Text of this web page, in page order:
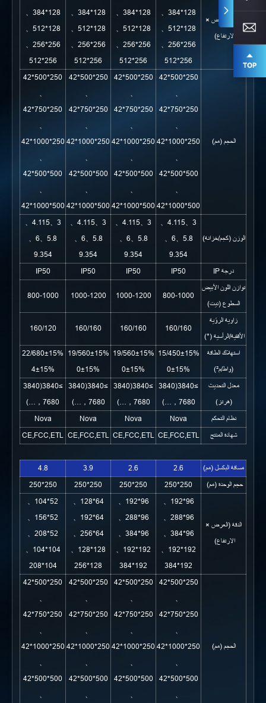
الدقة (العرض ×
الارتفاع)
128*384、
128*512、
256*256、
256*512
128*384、
128*512、
256*256、
256*512
128*384、
128*512、
256*256、
256*512
128*384、
128*512、
256*256、
256*512
الحجم (مم)
250*500*42
、
250*750*42
、
250*1000*42
、
500*500*42
、
500*1000*42
250*500*42
、
250*750*42
、
250*1000*42
、
500*500*42
、
500*1000*42
250*500*42
、
250*750*42
、
250*1000*42
、
500*500*42
、
500*1000*42
250*500*42
、
250*750*42
、
250*1000*42
、
500*500*42
、
500*1000*42
الوزن (كجم/خزانة)
3、4.115、
5.8、6、
9.354
3、4.115、
5.8、6、
9.354
3、4.115、
5.8、6、
9.354
3、4.115、
5.8、6、
9.354
درجة IP
IP50
IP50
IP50
IP50
توازن اللون الأبيض
السطوع (نيت)
800-1000
1000-1200
1000-1200
800-1000
زاوية الرؤية
الأفقية/الرأسية (°)
160/160
160/160
160/160
160/120
استهلاك الطاقة
(واط/م²)
450±15%/15
0±15%
560±15%/19
0±15%
560±15%/19
0±15%
680±15%/22
4±15%
معدل التحديث
(هرتز)
≥3840(3840
，7680…)
≥3840(3840
，7680…)
≥3840(3840
，7680…)
≥3840(3840
，7680…)
نظام التحكم
Nova
Nova
Nova
Nova
شهادة المنتج
CE,FCC,ETL
CE,FCC,ETL
CE,FCC,ETL
CE,FCC,ETL
مسافة البكسل (مم) 2.6
2.6
3.9
4.8
حجم الوحدة (مم)
250*250
250*250
250*250
250*250
الدقة (العرض ×
الارتفاع)
96*192、
96*288、
96*384、
192*192、
192*384
96*192、
96*288、
96*384、
192*192、
192*384
64*128、
64*192、
64*256、
128*128、
128*256
52*104、
52*156、
52*208、
104*104、
104*208
الحجم (مم)
250*500*42
、
250*750*42
、
250*1000*42
、
500*500*42
、
250*500*42
、
250*750*42
、
250*1000*42
、
500*500*42
、
250*500*42
、
250*750*42
、
250*1000*42
、
500*500*42
、
250*500*42
、
250*750*42
、
250*1000*42
、
500*500*42
、